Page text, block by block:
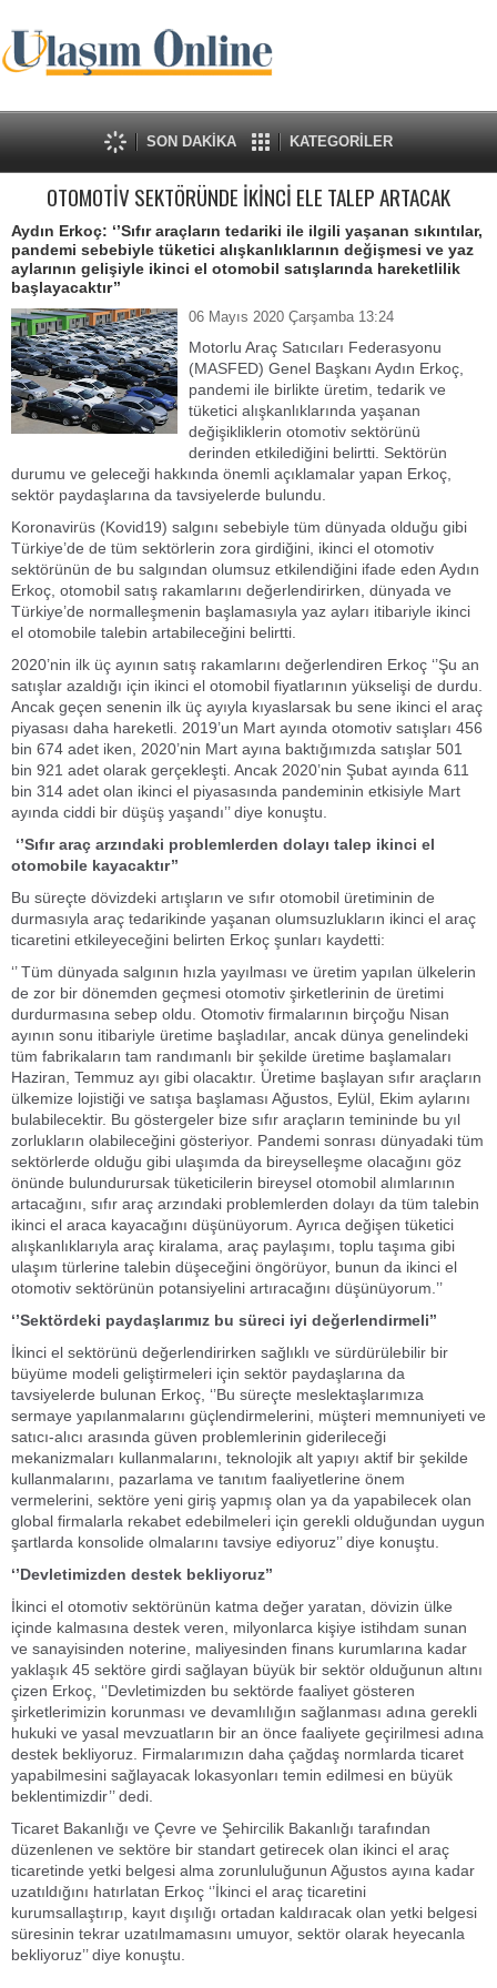
SON DAKİKA KATEGORİLER
OTOMOTİV SEKTÖRÜNDE İKİNCİ ELE TALEP ARTACAK
Aydın Erkoç: ‘’Sıfır araçların tedariki ile ilgili yaşanan sıkıntılar,
pandemi sebebiyle tüketici alışkanlıklarının değişmesi ve yaz
aylarının gelişiyle ikinci el otomobil satışlarında hareketlilik
başlayacaktır’’
06 Mayıs 2020 Çarşamba 13:24
Motorlu Araç Satıcıları Federasyonu
(MASFED) Genel Başkanı Aydın Erkoç,
pandemi ile birlikte üretim, tedarik ve
tüketici alışkanlıklarında yaşanan
değişikliklerin otomotiv sektörünü
derinden etkilediğini belirtti. Sektörün
durumu ve geleceği hakkında önemli açıklamalar yapan Erkoç,
sektör paydaşlarına da tavsiyelerde bulundu.
Koronavirüs (Kovid19) salgını sebebiyle tüm dünyada olduğu gibi
Türkiye’de de tüm sektörlerin zora girdiğini, ikinci el otomotiv
sektörünün de bu salgından olumsuz etkilendiğini ifade eden Aydın
Erkoç, otomobil satış rakamlarını değerlendirirken, dünyada ve
Türkiye’de normalleşmenin başlamasıyla yaz ayları itibariyle ikinci
el otomobile talebin artabileceğini belirtti.
2020’nin ilk üç ayının satış rakamlarını değerlendiren Erkoç ‘’Şu an
satışlar azaldığı için ikinci el otomobil fiyatlarının yükselişi de durdu.
Ancak geçen senenin ilk üç ayıyla kıyaslarsak bu sene ikinci el araç
piyasası daha hareketli. 2019’un Mart ayında otomotiv satışları 456
bin 674 adet iken, 2020’nin Mart ayına baktığımızda satışlar 501
bin 921 adet olarak gerçekleşti. Ancak 2020’nin Şubat ayında 611
bin 314 adet olan ikinci el piyasasında pandeminin etkisiyle Mart
ayında ciddi bir düşüş yaşandı’’ diye konuştu.
‘’Sıfır araç arzındaki problemlerden dolayı talep ikinci el
otomobile kayacaktır’’
Bu süreçte dövizdeki artışların ve sıfır otomobil üretiminin de
durmasıyla araç tedarikinde yaşanan olumsuzlukların ikinci el araç
ticaretini etkileyeceğini belirten Erkoç şunları kaydetti:
‘’ Tüm dünyada salgının hızla yayılması ve üretim yapılan ülkelerin
de zor bir dönemden geçmesi otomotiv şirketlerinin de üretimi
durdurmasına sebep oldu. Otomotiv firmalarının birçoğu Nisan
ayının sonu itibariyle üretime başladılar, ancak dünya genelindeki
tüm fabrikaların tam randımanlı bir şekilde üretime başlamaları
Haziran, Temmuz ayı gibi olacaktır. Üretime başlayan sıfır araçların
ülkemize lojistiği ve satışa başlaması Ağustos, Eylül, Ekim aylarını
bulabilecektir. Bu göstergeler bize sıfır araçların temininde bu yıl
zorlukların olabileceğini gösteriyor. Pandemi sonrası dünyadaki tüm
sektörlerde olduğu gibi ulaşımda da bireyselleşme olacağını göz
önünde bulundurursak tüketicilerin bireysel otomobil alımlarının
artacağını, sıfır araç arzındaki problemlerden dolayı da tüm talebin
ikinci el araca kayacağını düşünüyorum. Ayrıca değişen tüketici
alışkanlıklarıyla araç kiralama, araç paylaşımı, toplu taşıma gibi
ulaşım türlerine talebin düşeceğini öngörüyor, bunun da ikinci el
otomotiv sektörünün potansiyelini artıracağını düşünüyorum.’’
‘’Sektördeki paydaşlarımız bu süreci iyi değerlendirmeli’’
İkinci el sektörünü değerlendirirken sağlıklı ve sürdürülebilir bir
büyüme modeli geliştirmeleri için sektör paydaşlarına da
tavsiyelerde bulunan Erkoç, ‘’Bu süreçte meslektaşlarımıza
sermaye yapılanmalarını güçlendirmelerini, müşteri memnuniyeti ve
satıcı-alıcı arasında güven problemlerinin giderileceği
mekanizmaları kullanmalarını, teknolojik alt yapıyı aktif bir şekilde
kullanmalarını, pazarlama ve tanıtım faaliyetlerine önem
vermelerini, sektöre yeni giriş yapmış olan ya da yapabilecek olan
global firmalarla rekabet edebilmeleri için gerekli olduğundan uygun
şartlarda konsolide olmalarını tavsiye ediyoruz’’ diye konuştu.
‘’Devletimizden destek bekliyoruz’’
İkinci el otomotiv sektörünün katma değer yaratan, dövizin ülke
içinde kalmasına destek veren, milyonlarca kişiye istihdam sunan
ve sanayisinden noterine, maliyesinden finans kurumlarına kadar
yaklaşık 45 sektöre girdi sağlayan büyük bir sektör olduğunun altını
çizen Erkoç, ‘’Devletimizden bu sektörde faaliyet gösteren
şirketlerimizin korunması ve devamlılığın sağlanması adına gerekli
hukuki ve yasal mevzuatların bir an önce faaliyete geçirilmesi adına
destek bekliyoruz. Firmalarımızın daha çağdaş normlarda ticaret
yapabilmesini sağlayacak lokasyonları temin edilmesi en büyük
beklentimizdir’’ dedi.
Ticaret Bakanlığı ve Çevre ve Şehircilik Bakanlığı tarafından
düzenlenen ve sektöre bir standart getirecek olan ikinci el araç
ticaretinde yetki belgesi alma zorunluluğunun Ağustos ayına kadar
uzatıldığını hatırlatan Erkoç ‘’İkinci el araç ticaretini
kurumsallaştırıp, kayıt dışılığı ortadan kaldıracak olan yetki belgesi
süresinin tekrar uzatılmamasını umuyor, sektör olarak heyecanla
bekliyoruz’’ diye konuştu.